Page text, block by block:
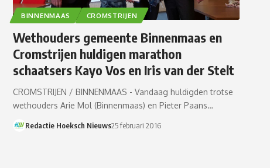
BINNENMAAS CROMSTRIJEN
Wethouders gemeente Binnenmaas en
Cromstrijen huldigen marathon
schaatsers Kayo Vos en Iris van der Stelt
CROMSTRIJEN / BINNENMAAS - Vandaag huldigden trotse
wethouders Arie Mol (Binnenmaas) en Pieter Paans…
Redactie Hoeksch Nieuws25 februari 2016